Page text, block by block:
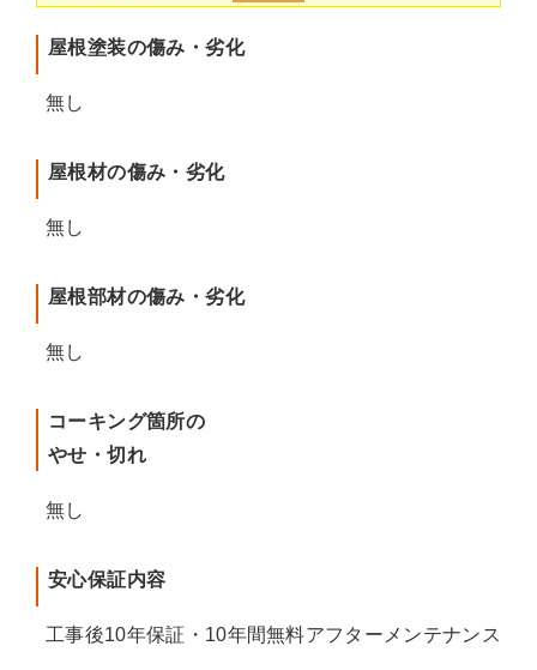
屋根塗装の傷み・劣化
無し
屋根材の傷み・劣化
無し
屋根部材の傷み・劣化
無し
コーキング箇所の
やせ・切れ
無し
安心保証内容
工事後10年保証・10年間無料アフターメンテナンス